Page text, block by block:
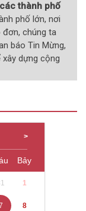
thành phố
phố lớn, nơi
chúng ta
báo Tin Mừng,
dựng cộng
Bảy
1
8